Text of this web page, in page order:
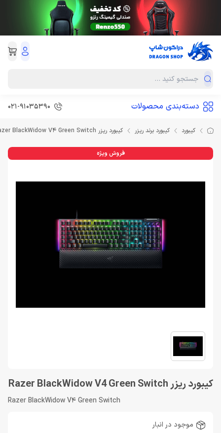
دسته‌بندی محصولات 021-91035390
کیبورد کیبورد برند ریزر کیبورد ریزر Razer BlackWidow V4 Green Switch
فروش ویژه
کیبورد ریزر Razer BlackWidow V4 Green Switch
Razer BlackWidow V4 Green Switch
موجود در انبار